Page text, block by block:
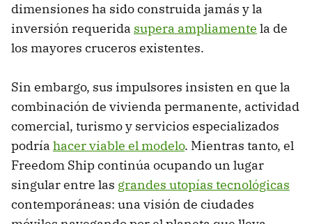
dimensiones ha sido construida jamás y la
inversión requerida supera ampliamente la de
los mayores cruceros existentes.
Sin embargo, sus impulsores insisten en que la
combinación de vivienda permanente, actividad
comercial, turismo y servicios especializados
podría hacer viable el modelo. Mientras tanto, el
Freedom Ship continúa ocupando un lugar
singular entre las grandes utopías tecnológicas
contemporáneas: una visión de ciudades